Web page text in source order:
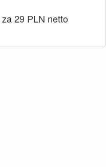
za 29 PLN netto